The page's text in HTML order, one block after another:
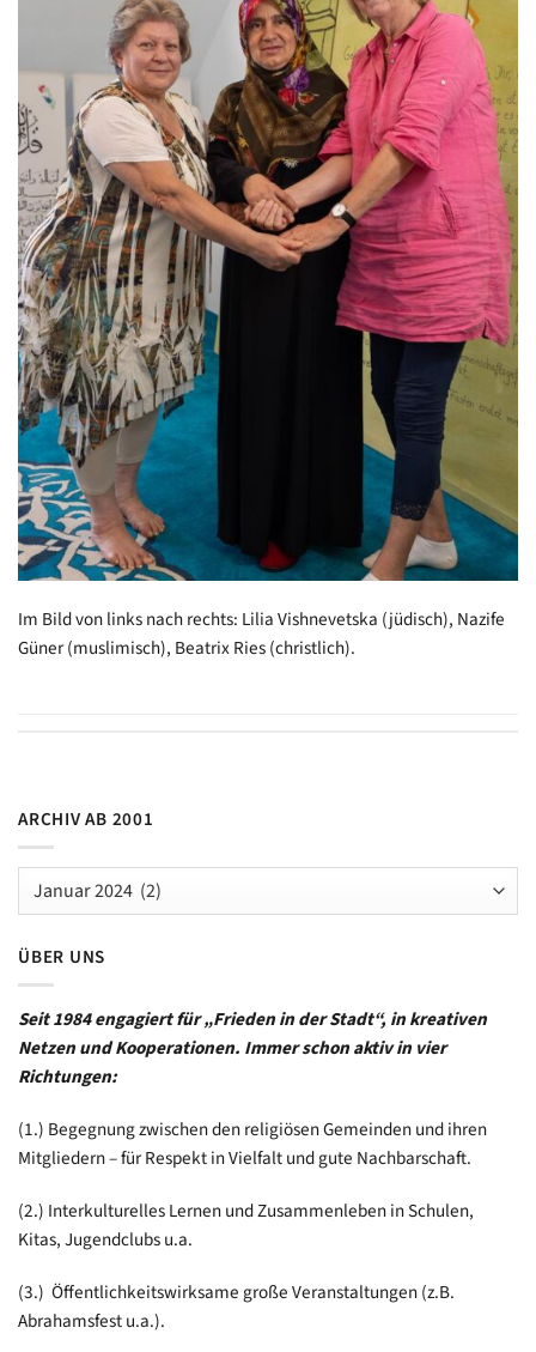
Im Bild von links nach rechts: Lilia Vishnevetska (jüdisch), Nazife
Güner (muslimisch), Beatrix Ries (christlich).
ARCHIV AB 2001
Archiv
ÜBER UNS
Seit 1984 engagiert für „Frieden in der Stadt“, in kreativen
Netzen und Kooperationen. Immer schon aktiv in vier
Richtungen:
(1.) Begegnung zwischen den religiösen Gemeinden und ihren
Mitgliedern – für Respekt in Vielfalt und gute Nachbarschaft.
(2.) Interkulturelles Lernen und Zusammenleben in Schulen,
Kitas, Jugendclubs u.a.
(3.) Öffentlichkeitswirksame große Veranstaltungen (z.B.
Abrahamsfest u.a.).